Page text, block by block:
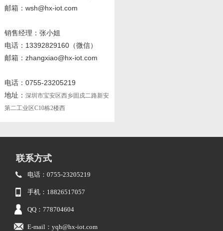
邮箱：wsh@hx-iot.com
销售经理：张小姐
电话 ：13392829160 （微信）
邮箱：zhangxiao@hx-iot.com
电话：0755-23205219
地址： 深圳市宝安区西乡固戍二路新安
第二工业区C10栋2楼西
联系方式
电话：0755-23205219
手机：18826517057
QQ：778704604
E-mail：yqh@hx-iot.com